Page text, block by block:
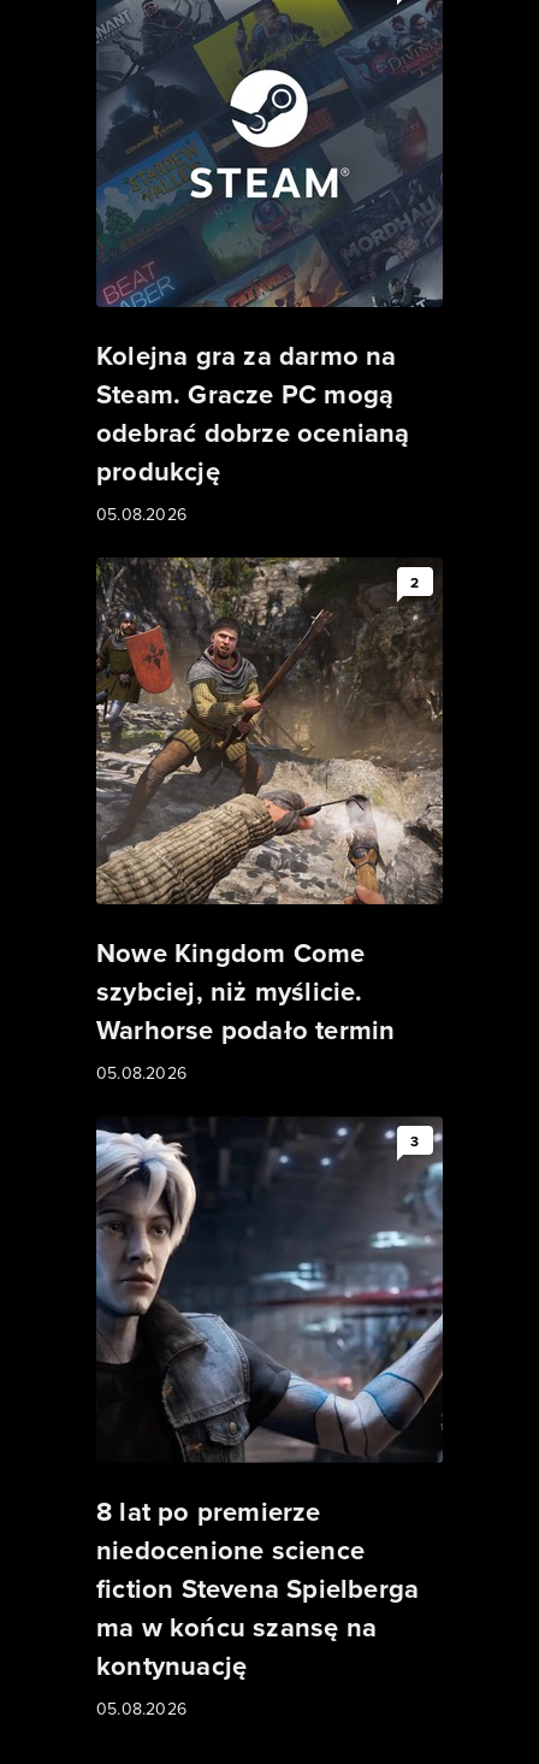
Kolejna gra za darmo na
Steam. Gracze PC mogą
odebrać dobrze ocenianą
produkcję
05.08.2026
2
Nowe Kingdom Come
szybciej, niż myślicie.
Warhorse podało termin
05.08.2026
3
8 lat po premierze
niedocenione science
fiction Stevena Spielberga
ma w końcu szansę na
kontynuację
05.08.2026